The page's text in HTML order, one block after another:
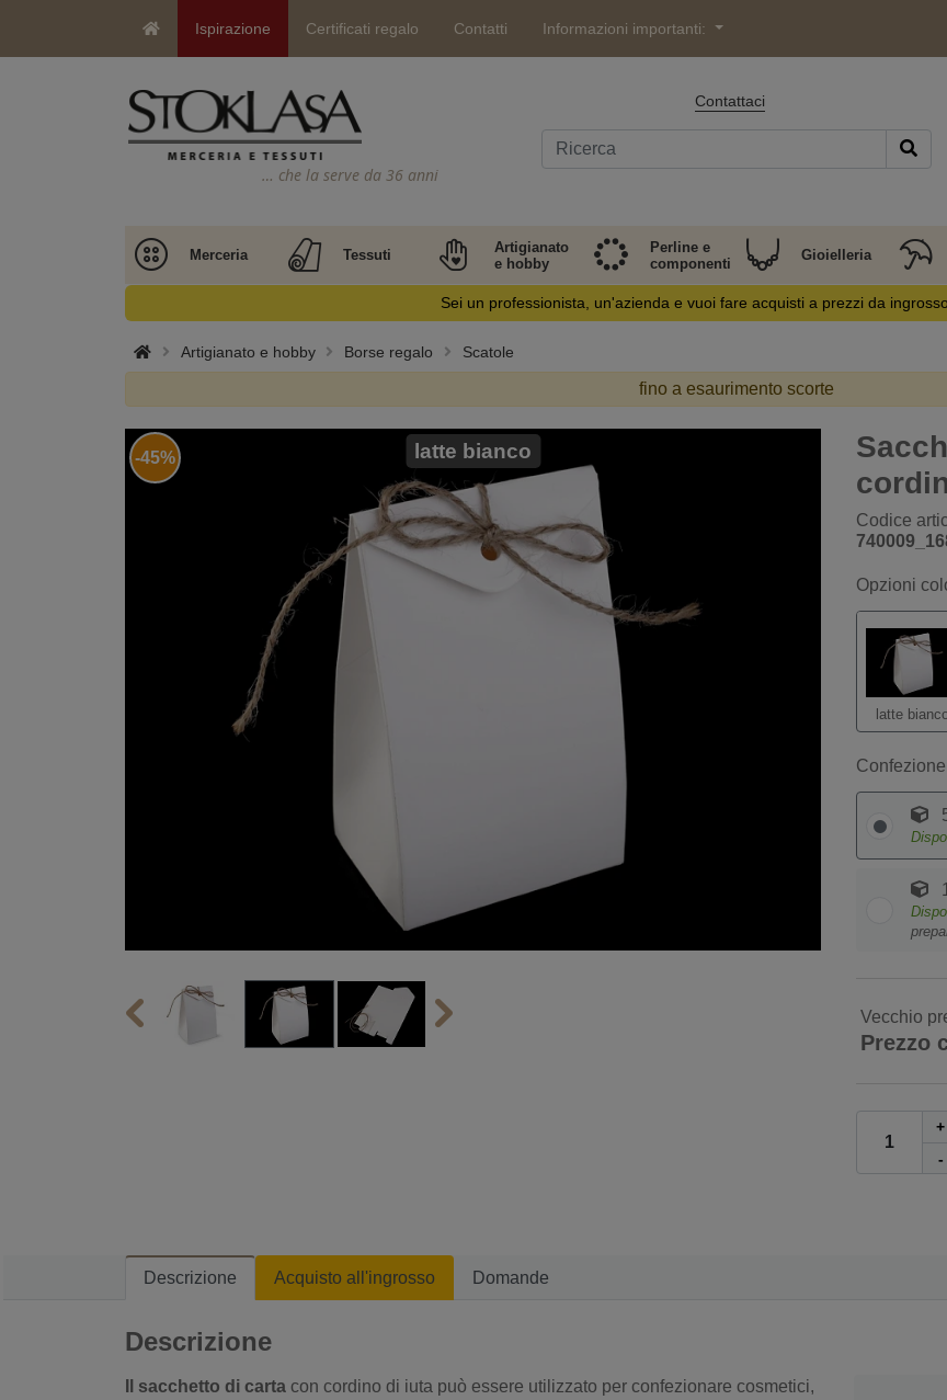
Ispirazione Certificati regalo Contatti Informazioni importanti:
… che la serve da 36 anni
Contattaci
Merceria Tessuti
Artigianato
e hobby
Perline e
componenti
Gioielleria
Sei un professionista, un'azienda e vuoi fare acquisti a prezzi da
Artigianato e hobby Borse regalo Scatole
fino a esaurimento scorte
Codice
-45% latte bianco
Opzioni
latte
Vecchio
Prezzo
+
-
Descrizione Acquisto all'ingrosso Domande
Descrizione
Il sacchetto di carta con cordino di iuta può essere utilizzato per confezionare cosmetici,